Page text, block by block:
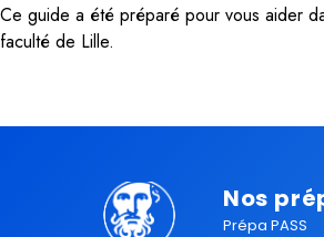
Ce guide a été préparé pour vous aider
faculté de Lille.
Nos
Prépa PASS